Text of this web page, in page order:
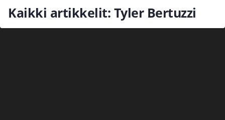
Kaikki artikkelit: Tyler Bertuzzi